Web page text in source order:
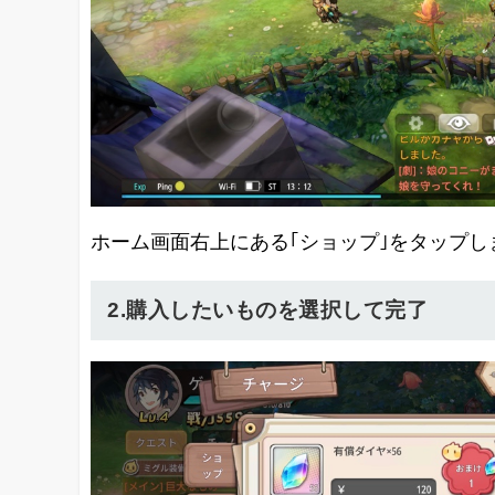
ホーム画面右上にある｢ショップ｣をタップし
2.購入したいものを選択して完了